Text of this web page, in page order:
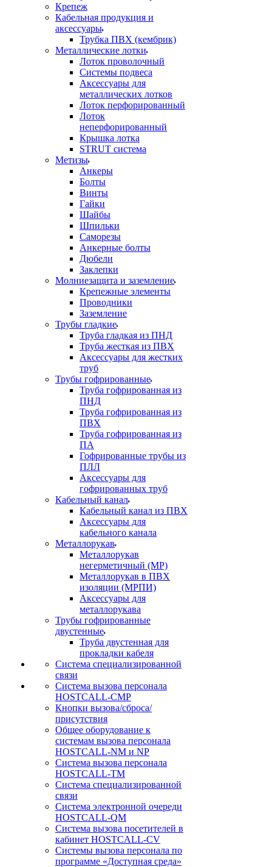
Крепеж
Кабельная продукция и
аксессуары
Трубка ПВХ (кембрик)
Металлические лотки
Лоток проволочный
Системы подвеса
Аксессуары для
металлических лотков
Лоток перфорированный
Лоток
неперфорированный
Крышка лотка
STRUT система
Метизы
Анкеры
Болты
Винты
Гайки
Шайбы
Шпильки
Саморезы
Анкерные болты
Дюбели
Заклепки
Молниезащита и заземление
Крепежные элементы
Проводники
Заземление
Трубы гладкие
Труба гладкая из ПНД
Труба жесткая из ПВХ
Аксессуары для жестких
труб
Трубы гофрированные
Труба гофрированная из
ПНД
Труба гофрированная из
ПВХ
Труба гофрированная из
ПА
Гофрированные трубы из
ПЛЛ
Аксессуары для
гофрированных труб
Кабельный канал
Кабельный канал из ПВХ
Аксессуары для
кабельного канала
Металлорукав
Металлорукав
негерметичный (МР)
Металлорукав в ПВХ
изоляции (МРПИ)
Аксессуары для
металлорукава
Трубы гофрированные
двустенные
Труба двустенная для
прокладки кабеля
Система специализированной
связи
Cистема вызова персонала
HOSTCALL-CMP
Кнопки вызова/сброса/
присутствия
Общее оборудование к
системам вызова персонала
HOSTCALL-NM и NP
Система вызова персонала
HOSTCALL-TM
Система специализированной
связи
Система электронной очереди
HOSTCALL-QM
Cистема вызова посетителей в
кабинет HOSTCALL-CV
Системы вызова персонала по
программе «Доступная среда»